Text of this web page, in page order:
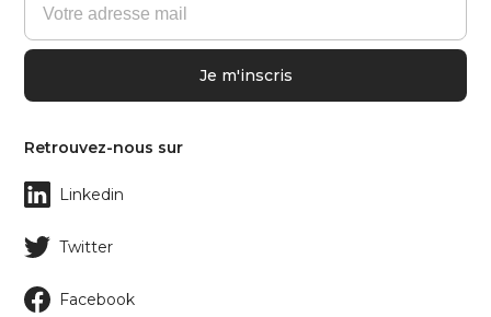
Retrouvez-nous sur
Linkedin
Twitter
Facebook